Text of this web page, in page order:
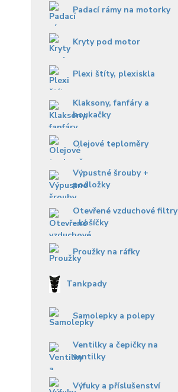
Padací rámy na motorky
Kryty pod motor
Plexi štíty, plexiskla
Klaksony, fanfáry a
houkačky
Olejové teploměry
Výpustné šrouby +
podložky
Otevřené vzduchové filtry
- košíčky
Proužky na ráfky
Tankpady
Samolepky a polepy
Ventilky a čepičky na
ventilky
Výfuky a příslušenství